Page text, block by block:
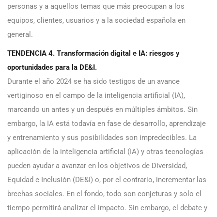
personas y a aquellos temas que más preocupan a los
equipos, clientes, usuarios y a la sociedad española en
general.
TENDENCIA 4. Transformación digital e IA: riesgos y
oportunidades para la DE&I.
Durante el año 2024 se ha sido testigos de un avance
vertiginoso en el campo de la inteligencia artificial (IA),
marcando un antes y un después en múltiples ámbitos. Sin
embargo, la IA está todavía en fase de desarrollo, aprendizaje
y entrenamiento y sus posibilidades son impredecibles. La
aplicación de la inteligencia artificial (IA) y otras tecnologías
pueden ayudar a avanzar en los objetivos de Diversidad,
Equidad e Inclusión (DE&I) o, por el contrario, incrementar las
brechas sociales. En el fondo, todo son conjeturas y solo el
tiempo permitirá analizar el impacto. Sin embargo, el debate y